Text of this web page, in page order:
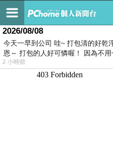
最新文章
2026/08/08
今天一早到公司 哇~ 打包清的好乾
恩～ 打包的人好可憐喔！ 因為不
2 小時前